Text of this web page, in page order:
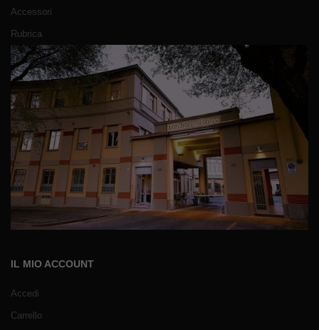
Accessori
Rubrica
IL MIO ACCOUNT
Accedi
Carrello